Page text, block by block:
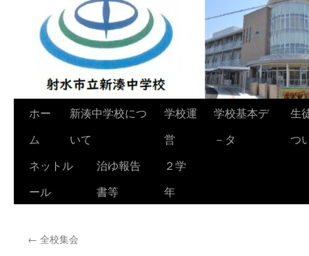
ホー
ム
新湊中学校につ
いて
学校運
営
学校基本デ
－タ
生
つ
ネットル
ール
治ゆ報告
書等
２学
年
← 全校集会